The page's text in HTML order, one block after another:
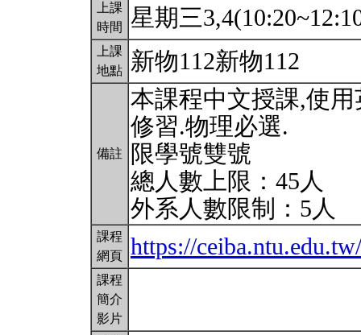
上課
時間
星期三
上課
地點
新物112新物112
備註
本課程中文授課,使
修習.物理必選.
限學號雙號
總人數上限：45人
外系人數限制：5人
課程
網頁 https://
課程
簡介
影片